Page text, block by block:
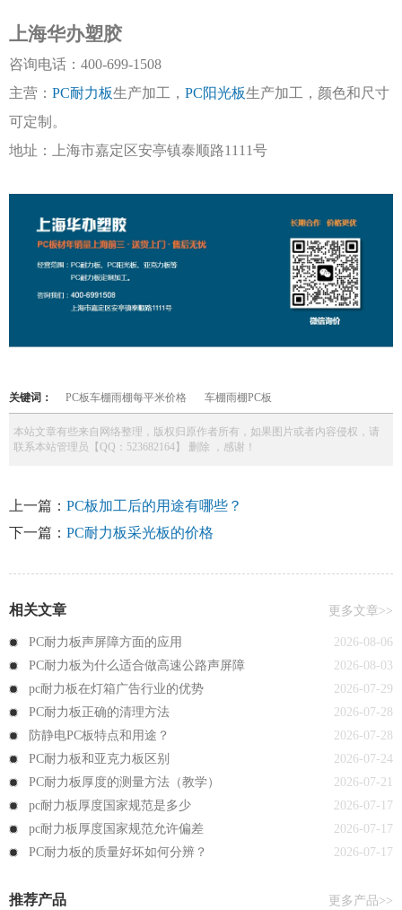
上海华办塑胶
咨询电话： 400-699-1508
主营： PC耐力板生产加工， PC阳光板生产加工，颜色和尺寸
可定制。
地址：上海市嘉定区安亭镇泰顺路1111号
关键词： PC板车棚雨棚每平米价格 车棚雨棚PC板
本站文章有些来自网络整理，版权归原作者所有，如果图片或者内容侵权，请
联系本站管理员【QQ：523682164】 删除 ，感谢！
上一篇： PC板加工后的用途有哪些？
下一篇： PC耐力板采光板的价格
相关文章 更多文章>>
PC耐力板声屏障方面的应用
2026-08-06
PC耐力板为什么适合做高速公路声屏障
2026-08-03
pc耐力板在灯箱广告行业的优势
2026-07-29
PC耐力板正确的清理方法
2026-07-28
防静电PC板特点和用途？
2026-07-28
PC耐力板和亚克力板区别
2026-07-24
PC耐力板厚度的测量方法（教学）
2026-07-21
pc耐力板厚度国家规范是多少
2026-07-17
pc耐力板厚度国家规范允许偏差
2026-07-17
PC耐力板的质量好坏如何分辨？
2026-07-17
推荐产品 更多产品>>